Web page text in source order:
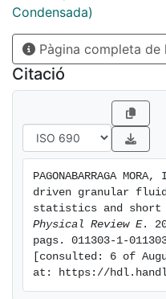
inelasticity. The
induced recollisions
mean field behavior.
breakdown in several
Condensada)
Pàgina completa de
Citació
PAGONABARRAGA
driven granular
Physical Review E.
pags. 011303-1-
[consulted: 6 of
at: https://